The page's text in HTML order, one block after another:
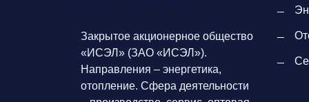
Закрытое акционерное общество
«ИСЭЛ» (ЗАО «ИСЭЛ»).
Направления – энергетика,
отопление. Сфера деятельности